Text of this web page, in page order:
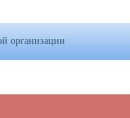
организации